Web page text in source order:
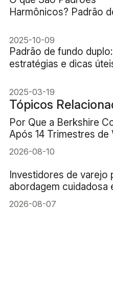
Harmônicos? Padrão
é a Diferença?
2025-10-09
Padrão de fundo duplo:
estratégias e dicas
2025-03-19
Tópicos
Por Que a Berkshire
Após 14 Trimestres de
2026-08-10
Investidores de varejo
abordagem cuidadosa
(medo de ficar de fora)
2026-08-07